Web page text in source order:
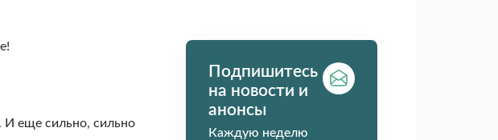
И еще сильно, сильно
Подпишитесь
на новости и
анонсы
Каждую неделю